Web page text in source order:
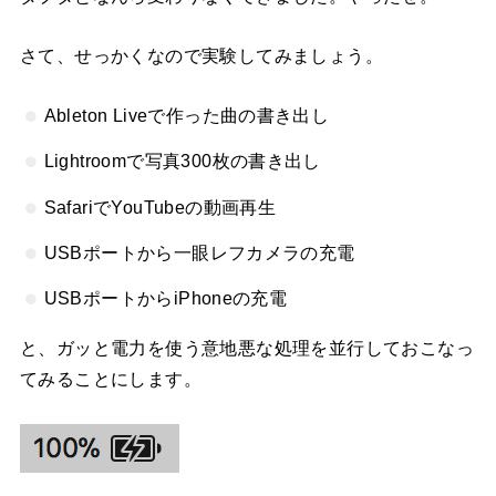
さて、せっかくなので実験してみましょう。
Ableton Liveで作った曲の書き出し
Lightroomで写真300枚の書き出し
SafariでYouTubeの動画再生
USBポートから一眼レフカメラの充電
USBポートからiPhoneの充電
と、ガッと電力を使う意地悪な処理を並行しておこなっ
てみることにします。